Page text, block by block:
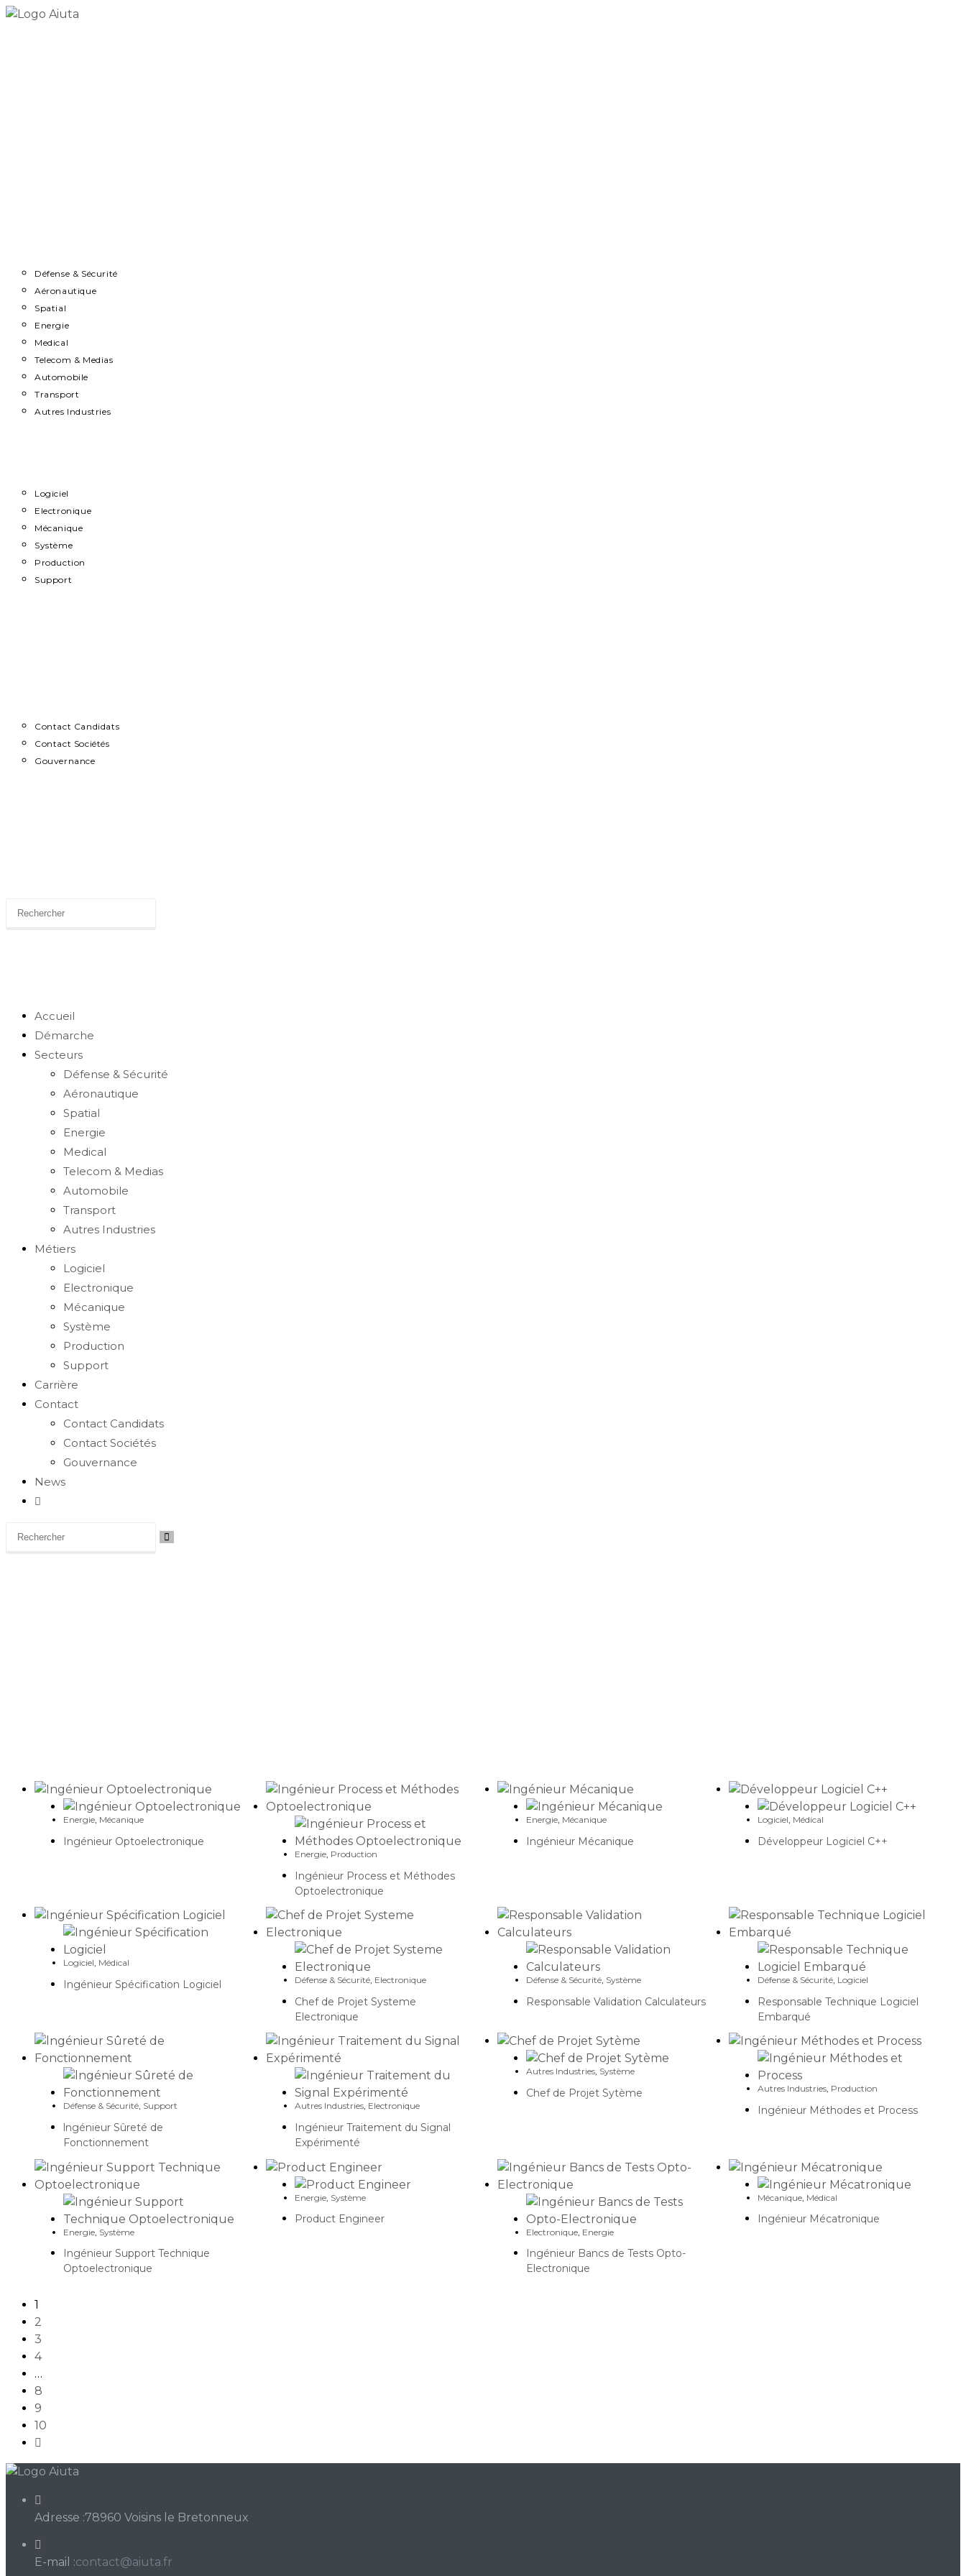
Skip
Défense & Sécurité
Aéronautique
Spatial
Energie
Medical
Telecom & Medias
Automobile
Transport
Autres Industries
Logiciel
Electronique
Mécanique
Système
Production
Support
Contact Candidats
Contact Sociétés
Gouvernance
Accueil
Démarche
Secteurs
Défense & Sécurité
Aéronautique
Spatial
Energie
Medical
Telecom & Medias
Automobile
Transport
Autres Industries
Métiers
Logiciel
Electronique
Mécanique
Système
Production
Support
Carrière
Contact
Contact Candidats
Contact Sociétés
Gouvernance
News
Toggle
search
Energie, Mécanique
Ingénieur Optoelectronique
Energie, Production
Ingénieur Process et Méthodes
Optoelectronique
Energie, Mécanique
Ingénieur Mécanique
Logiciel, Médical
Développeur Logiciel C++
Logiciel, Médical
Ingénieur Spécification Logiciel Défense & Sécurité, Electronique
Chef de Projet Systeme
Electronique
Défense & Sécurité, Système
Responsable Validation Calculateurs
Défense & Sécurité, Logiciel
Responsable Technique Logiciel
Embarqué
Défense & Sécurité, Support
lngénieur Sûreté de
Fonctionnement
Autres Industries, Electronique
Ingénieur Traitement du Signal
Expérimenté
Autres Industries, Système
Chef de Projet Sytème Autres Industries, Production
Ingénieur Méthodes et Process
Energie Système
Ingénieur Support Technique
Optoelectronique
Energie Système
Product Engineer
Electronique Energie
Ingénieur Bancs de Tests Opto-
Electronique
Mécanique Médical
Ingénieur Mécatronique
1
2
3
4
…
8
9
10
Adresse :78960 Voisins le Bretonneux
E-mail :contact@aiuta.fr